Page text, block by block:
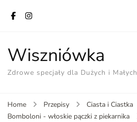
Wiszniówka
Zdrowe specjały dla Dużych i Małych
Home Przepisy
Ciasta i Ciastka
Bomboloni - włoskie pączki z piekarnika